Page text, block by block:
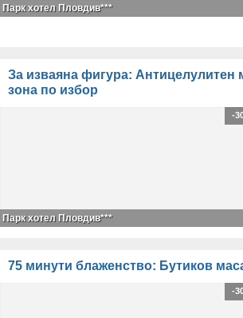
Парк хотел Пловдив***
За изваяна фигура: Антицелулитен
зона по избор
-
Парк хотел Пловдив***
75 минути блаженство: Бутиков
-